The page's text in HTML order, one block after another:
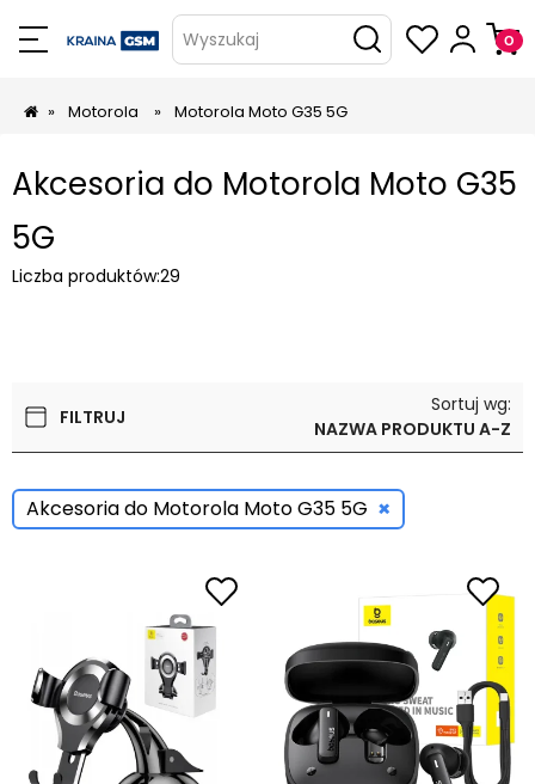
Wyszukaj
» Motorola » Motorola Moto G35 5G
Akcesoria do Motorola Moto G35
5G
Liczba produktów:29
FILTRUJ
Sortuj wg:
NAZWA PRODUKTU A-Z
Akcesoria do Motorola Moto G35 5G ×